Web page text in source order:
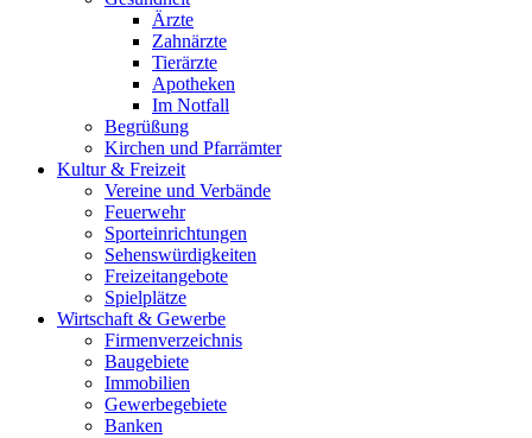
Ärzte
Zahnärzte
Tierärzte
Apotheken
Im Notfall
Begrüßung
Kirchen und Pfarrämter
Kultur & Freizeit
Vereine und Verbände
Feuerwehr
Sporteinrichtungen
Sehenswürdigkeiten
Freizeitangebote
Spielplätze
Wirtschaft & Gewerbe
Firmenverzeichnis
Baugebiete
Immobilien
Gewerbegebiete
Banken